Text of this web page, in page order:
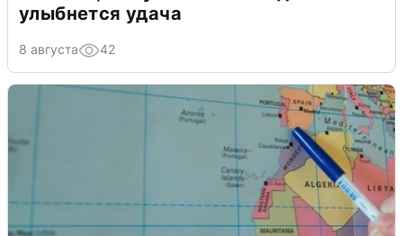
улыбнется удача
8 августа 42